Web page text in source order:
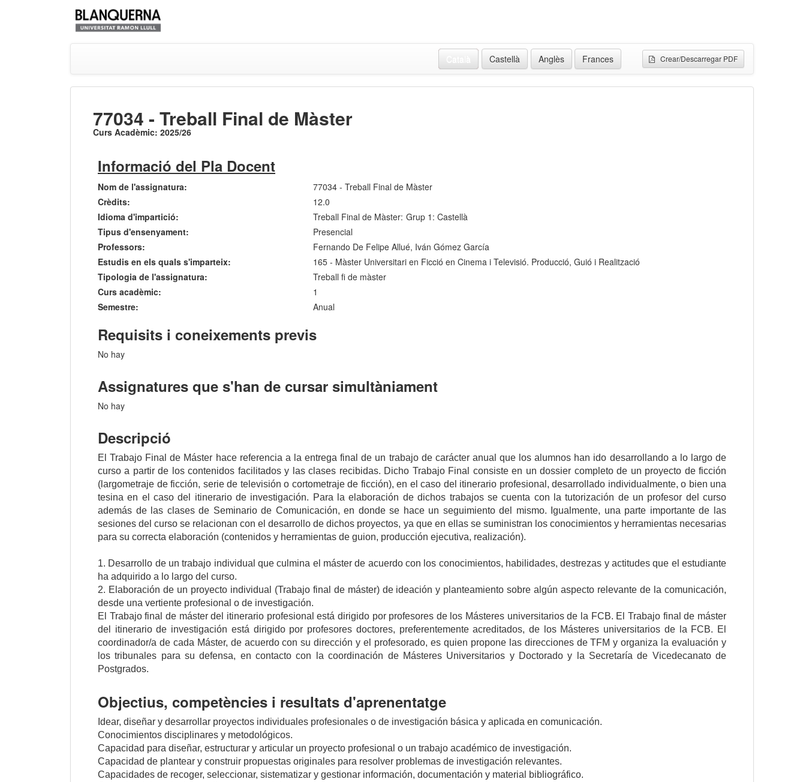
Crear/Descarregar PDF
Castellà Anglès Frances
77034 - Treball Final de Màster
Curs Acadèmic: 2025/26
Informació del Pla Docent
Nom de l'assignatura:
77034 - Treball Final de Màster
Crèdits:
12.0
Idioma d'impartició:
Treball Final de Màster: Grup 1: Castellà
Tipus d'ensenyament:
Presencial
Professors:
Fernando De Felipe Allué, Iván Gómez García
Estudis en els quals s'imparteix:
165 - Màster Universitari en Ficció en Cinema i Televisió. Producció, Guió i Realització
Tipologia de l'assignatura:
Treball fi de màster
Curs acadèmic:
1
Semestre:
Anual
Requisits i coneixements previs
No hay
Assignatures que s'han de cursar simultàniament
No hay
Descripció
El Trabajo Final de Máster hace referencia a la entrega final de un trabajo de carácter anual que los alumnos han ido desarrollando a lo largo de
curso a partir de los contenidos facilitados y las clases recibidas. Dicho Trabajo Final consiste en un dossier completo de un proyecto de ficción
(largometraje de ficción, serie de televisión o cortometraje de ficción), en el caso del itinerario profesional, desarrollado individualmente, o bien una
tesina en el caso del itinerario de investigación. Para la elaboración de dichos trabajos se cuenta con la tutorización de un profesor del curso
además de las clases de Seminario de Comunicación, en donde se hace un seguimiento del mismo. Igualmente, una parte importante de las
sesiones del curso se relacionan con el desarrollo de dichos proyectos, ya que en ellas se suministran los conocimientos y herramientas necesarias
para su correcta elaboración (contenidos y herramientas de guion, producción ejecutiva, realización).
1. Desarrollo de un trabajo individual que culmina el máster de acuerdo con los conocimientos, habilidades, destrezas y actitudes que el estudiante
ha adquirido a lo largo del curso.
2. Elaboración de un proyecto individual (Trabajo final de máster) de ideación y planteamiento sobre algún aspecto relevante de la comunicación,
desde una vertiente profesional o de investigación.
El Trabajo final de máster del itinerario profesional está dirigido por profesores de los Másteres universitarios de la FCB. El Trabajo final de máster
del itinerario de investigación está dirigido por profesores doctores, preferentemente acreditados, de los Másteres universitarios de la FCB. El
coordinador/a de cada Máster, de acuerdo con su dirección y el profesorado, es quien propone las direcciones de TFM y organiza la evaluación y
los tribunales para su defensa, en contacto con la coordinación de Másteres Universitarios y Doctorado y la Secretaría de Vicedecanato de
Postgrados.
Objectius, competències i resultats d'aprenentatge
Idear, diseñar y desarrollar proyectos individuales profesionales o de investigación básica y aplicada en comunicación.
Conocimientos disciplinares y metodológicos.
Capacidad para diseñar, estructurar y articular un proyecto profesional o un trabajo académico de investigación.
Capacidad de plantear y construir propuestas originales para resolver problemas de investigación relevantes.
Capacidades de recoger, seleccionar, sistematizar y gestionar información, documentación y material bibliográfico.